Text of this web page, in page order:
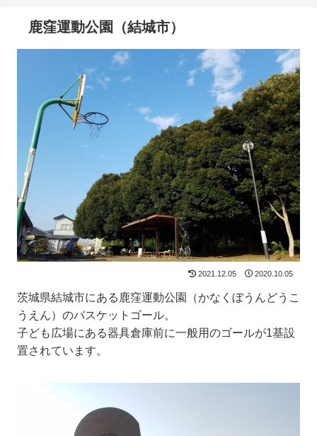
鹿窪運動公園（結城市）
2021.12.05 2020.10.05
茨城県結城市にある鹿窪運動公園（かなくぼうんどうこ
うえん）のバスケットゴール。
子ども広場にある器具倉庫前に一般用のゴールが1基設
置されています。